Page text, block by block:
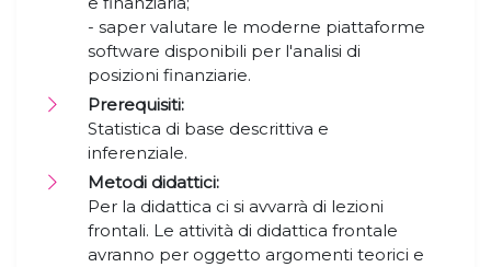
- saper valutare le moderne piattaforme
software disponibili per l'analisi di
posizioni finanziarie.
Prerequisiti:
Statistica di base descrittiva e
inferenziale.
Metodi didattici:
Per la didattica ci si avvarrà di lezioni
frontali. Le attività di didattica frontale
avranno per oggetto argomenti teorici e